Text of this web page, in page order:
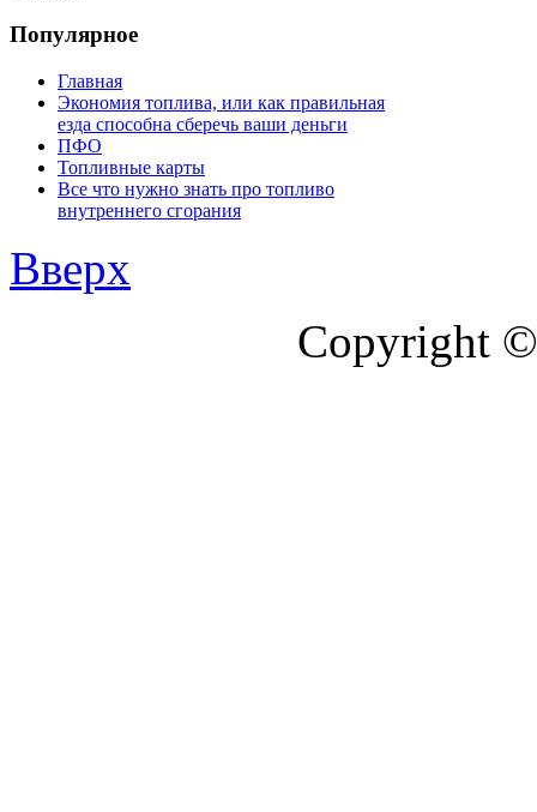
Популярное
Главная
Экономия топлива, или как правильная
езда способна сберечь ваши деньги
ПФО
Топливные карты
Все что нужно знать про топливо
внутреннего сгорания
Вверх
Copyright